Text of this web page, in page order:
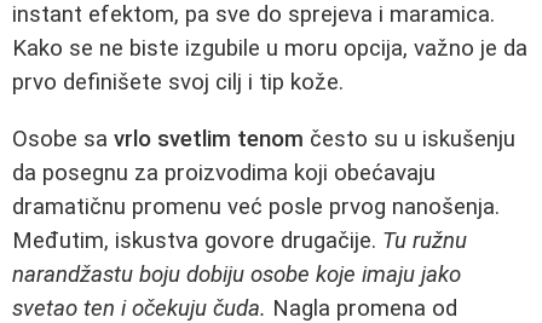
instant efektom, pa sve do sprejeva i maramica.
Kako se ne biste izgubile u moru opcija, važno je da
prvo definišete svoj cilj i tip kože.
Osobe sa vrlo svetlim tenom često su u iskušenju
da posegnu za proizvodima koji obećavaju
dramatičnu promenu već posle prvog nanošenja.
Međutim, iskustva govore drugačije. Tu ružnu
narandžastu boju dobiju osobe koje imaju jako
svetao ten i očekuju čuda. Nagla promena od